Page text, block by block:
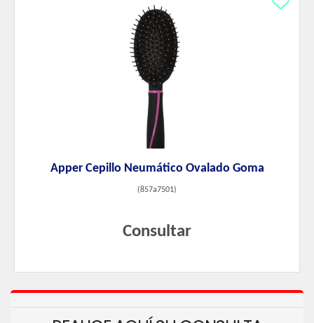
Apper Cepillo Neumático Ovalado Goma
(857a7501)
Consultar